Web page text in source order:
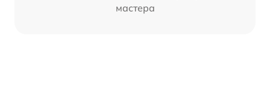
мастера